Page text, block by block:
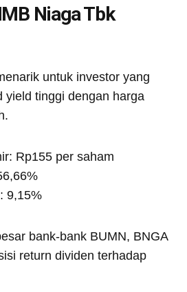
Niaga Tbk
untuk investor yang
yield tinggi dengan harga
Rp155 per saham
9,15%
bank-bank BUMN, BNGA
return dividen terhadap